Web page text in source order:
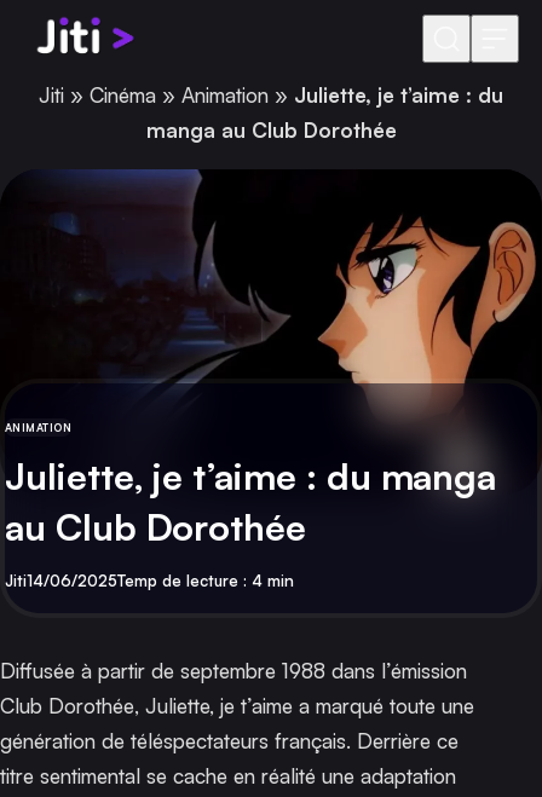
Aller au contenu
Jiti » Cinéma » Animation » Juliette, je t’aime : du
manga au Club Dorothée
CATÉGORIE
ANIMATION
Juliette, je t’aime : du manga
au Club Dorothée
Par
JitiPublié
14/06/2025Temp de lecture : 4 min
Diffusée à partir de septembre 1988 dans l’émission
Club Dorothée, Juliette, je t’aime a marqué toute une
génération de téléspectateurs français. Derrière ce
titre sentimental se cache en réalité une adaptation